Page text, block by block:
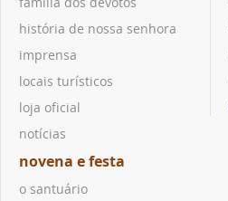
história de nossa senhora
imprensa
locais turísticos
loja oficial
notícias
novena e festa
o santuário